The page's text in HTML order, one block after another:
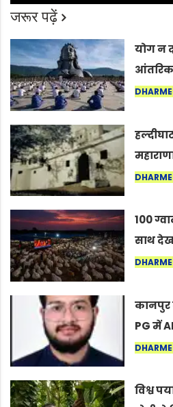
जरूर पढ़ें
योग न
आंतरिक
का वह
100
साथ
नागपुर
कर
कानपुर
PG में
शहर
विश्व